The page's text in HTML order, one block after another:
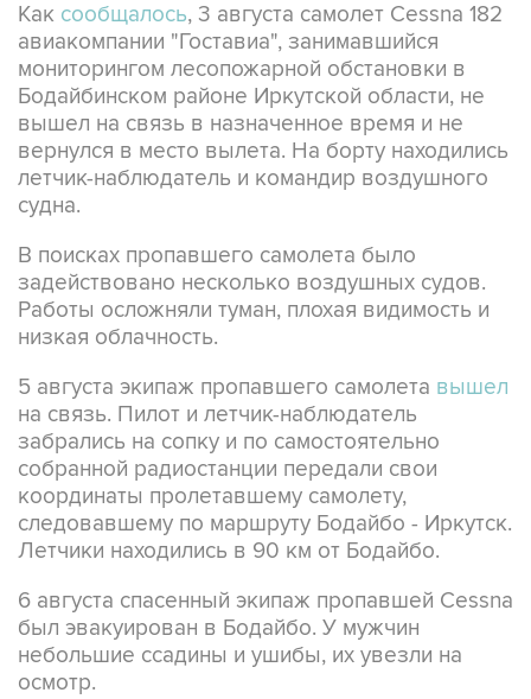
Как сообщалось, 3 августа самолет Cessna 182
авиакомпании "Гоставиа", занимавшийся
мониторингом лесопожарной обстановки в
Бодайбинском районе Иркутской области, не
вышел на связь в назначенное время и не
вернулся в место вылета. На борту находились
летчик-наблюдатель и командир воздушного
судна.
В поисках пропавшего самолета было
задействовано несколько воздушных судов.
Работы осложняли туман, плохая видимость и
низкая облачность.
5 августа экипаж пропавшего самолета вышел
на связь. Пилот и летчик-наблюдатель
забрались на сопку и по самостоятельно
собранной радиостанции передали свои
координаты пролетавшему самолету,
следовавшему по маршруту Бодайбо - Иркутск.
Летчики находились в 90 км от Бодайбо.
6 августа спасенный экипаж пропавшей Cessna
был эвакуирован в Бодайбо. У мужчин
небольшие ссадины и ушибы, их увезли на
осмотр.